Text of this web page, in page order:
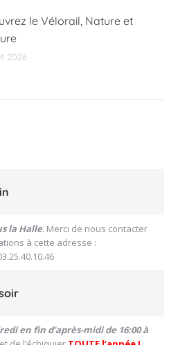
le Vélorail, Nature et
2026
la Halle. Merci de nous contacter
à cette adresse :
en fin d’après-midi de 16:00 à